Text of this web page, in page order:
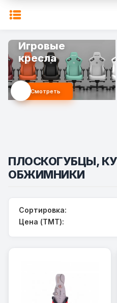
Игровые
кресла
Смотреть
ПЛОСКОГУБЦЫ,
ОБЖИМНИКИ
Сортировка:
Цена (TMT):